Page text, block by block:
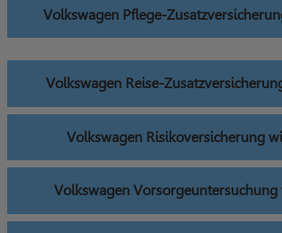
Volkswagen Pflege-
Volkswagen Reise-
Volkswagen Risikoversicherung
Volkswagen